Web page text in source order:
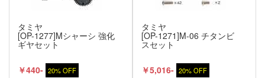
タミヤ
[OP-1277]Mシャーシ 強化
ギヤセット
￥440- 20% OFF
タミヤ
[OP-1271]M-06 チタンビ
スセット
￥5,016- 20% OFF